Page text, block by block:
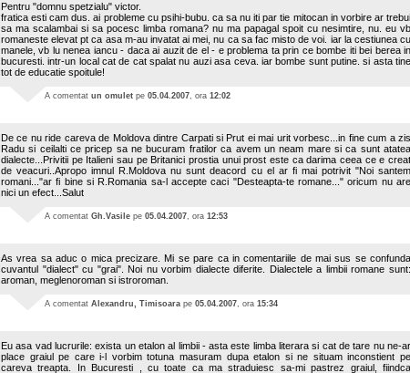
Pentru "domnu spetzialu" victor.
fratica esti cam dus. ai probleme cu psihi-bubu. ca sa nu iti par tie mitocan in vorbire ar trebui
sa ma scalambai si sa pocesc limba romana? nu ma papagal spoit cu nesimtire, nu. eu vb
romaneste elevat pt ca asa m-au invatat ai mei, nu ca sa fac misto de voi. iar la cestiunea cu
manele, vb lu nenea iancu - daca ai auzit de el - e problema ta prin ce bombe iti bei berea in
bucuresti. intr-un local cat de cat spalat nu auzi asa ceva. iar bombe sunt putine. si asta tine
tot de educatie spoitule!
A comentat un omulet pe 05.04.2007, ora 12:02
De ce nu ride careva de Moldova dintre Carpati si Prut ei mai urit vorbesc...in fine cum a zis
Radu si ceilalti ce pricep sa ne bucuram fratilor ca avem un neam mare si ca sunt atatea
dialecte...Privitii pe Italieni sau pe Britanici prostia unui prost este ca darima ceea ce e creat
de veacuri..Apropo imnul R.Moldova nu sunt deacord cu el ar fi mai potrivit "Noi santem
romani..."ar fi bine si R.Romania sa-l accepte caci "Desteapta-te romane..." oricum nu are
nici un efect...Salut
A comentat Gh.Vasile pe 05.04.2007, ora 12:53
As vrea sa aduc o mica precizare. Mi se pare ca in comentariile de mai sus se confunda
cuvantul "dialect" cu "grai". Noi nu vorbim dialecte diferite. Dialectele a limbii romane sunt:
aroman, meglenoroman si istroroman.
A comentat Alexandru, Timisoara pe 05.04.2007, ora 15:34
Eu asa vad lucrurile: exista un etalon al limbii - asta este limba literara si cat de tare nu ne-ar
place graiul pe care i-l vorbim totuna masuram dupa etalon si ne situam inconstient pe
careva treapta. In Bucuresti , cu toate ca ma straduiesc sa-mi pastrez graiul, fiindca